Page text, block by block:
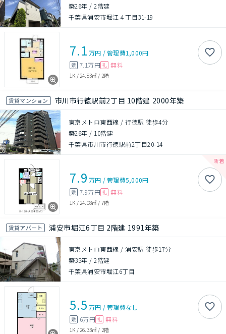
築26年 /2階建
千葉県浦安市堀江４丁目31-19
7.1 万円 /管理費1,000円
敷 7.1万円 礼 無料
1K / 24.83㎡ / 2階
賃貸マンション 市川市行徳駅前2丁目 10階建 2000年築
東京メトロ東西線 / 行徳駅 徒歩4分
築26年 / 10階建
千葉県市川市行徳駅前2丁目20-14
7.9 万円 /管理費5,000円
敷 7.9万円 礼 無料
1K / 24.08㎡ / 7階
賃貸アパート 浦安市堀江6丁目 2階建 1991年築
東京メトロ東西線 / 浦安駅 徒歩17分
築35年 /2階建
千葉県浦安市堀江6丁目
5.5 万円 /管理費なし
敷 6万円 礼 無料
1K / 26.33㎡ / 2階